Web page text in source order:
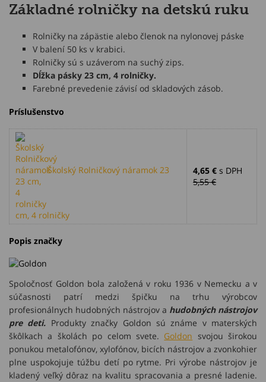
Základné rolničky na detskú ruku
Rolničky na zápästie alebo členok na nylonovej páske
V balení 50 ks v krabici.
Rolničky sú s uzáverom na suchý zips.
Dĺžka pásky 23 cm, 4 rolničky.
Farebné prevedenie závisí od skladových zásob.
Príslušenstvo
Školský Rolničkový náramok 23
cm, 4 rolničky
4,65 € s DPH
5,55 €
Popis značky
Spoločnosť Goldon bola založená v roku 1936 v Nemecku a v
súčasnosti patrí medzi špičku na trhu výrobcov
profesionálnych hudobných nástrojov a hudobných nástrojov
pre deti. Produkty značky Goldon sú známe v materských
škôlkach a školách po celom svete. Goldon svojou širokou
ponukou metalofónov, xylofónov, bicích nástrojov a zvonkohier
plne uspokojuje túžbu detí po rytme. Pri výrobe nástrojov je
kladený veľký dôraz na kvalitu spracovania a presné ladenie.